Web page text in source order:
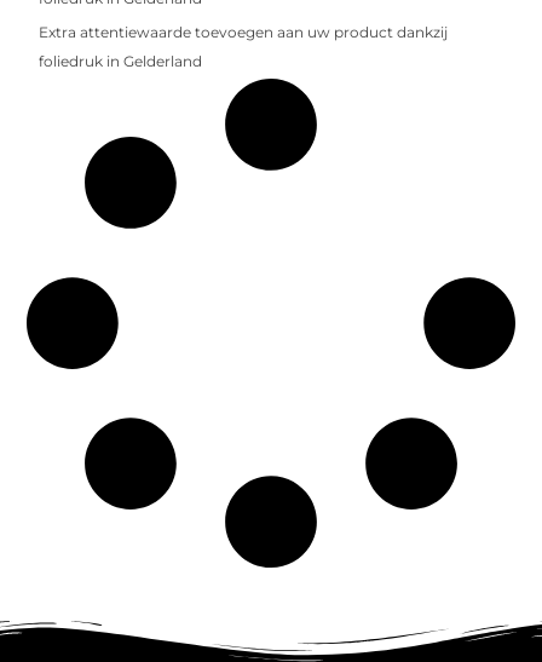
Extra attentiewaarde toevoegen aan uw product dankzij
foliedruk in Gelderland